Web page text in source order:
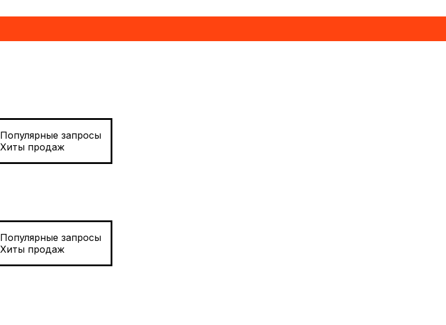
Популярные запросы
Хиты продаж
Популярные запросы
Хиты продаж